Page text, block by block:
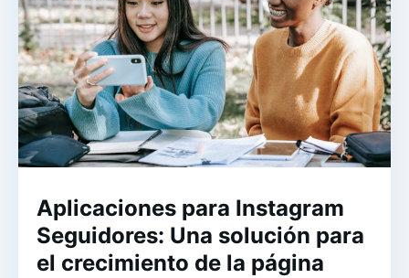
Aplicaciones para Instagram
Seguidores: Una solución para
el crecimiento de la página